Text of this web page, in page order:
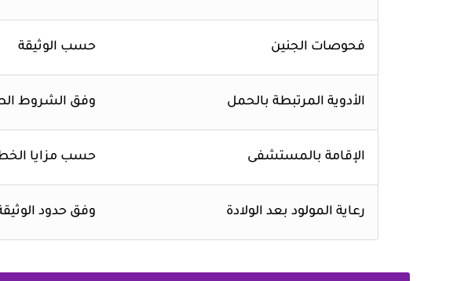
فحوصات الجنين حسب الوثيقة
الأدوية المرتبطة بالحمل وفق الشروط
الإقامة بالمستشفى حسب مزايا
رعاية المولود بعد الولادة وفق حدود